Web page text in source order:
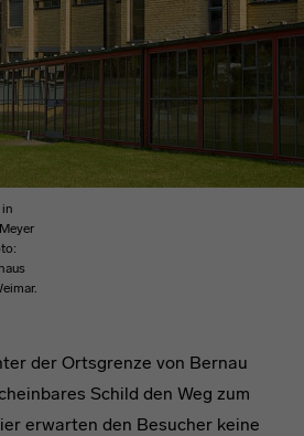
der Ortsgrenze von Bernau
Schild den Weg zum
erwarten den Besucher keine